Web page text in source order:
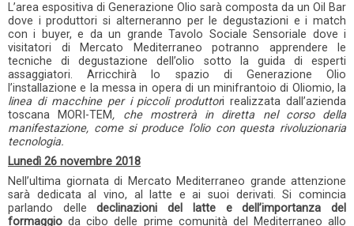
L’area espositiva di Generazione Olio sarà composta da un Oil Bar
dove i produttori si alterneranno per le degustazioni e i match
con i buyer, e da un grande Tavolo Sociale Sensoriale dove i
visitatori di Mercato Mediterraneo potranno apprendere le
tecniche di degustazione dell’olio sotto la guida di esperti
assaggiatori. Arricchirà lo spazio di Generazione Olio
l’installazione e la messa in opera di un minifrantoio di Oliomio, la
linea di macchine per i piccoli produttori realizzata dall’azienda
toscana MORI-TEM, che mostrerà in diretta nel corso della
manifestazione, come si produce l’olio con questa rivoluzionaria
tecnologia.
Lunedì 26 novembre 2018
Nell’ultima giornata di Mercato Mediterraneo grande attenzione
sarà dedicata al vino, al latte e ai suoi derivati. Si comincia
parlando delle declinazioni del latte e dell’importanza del
formaggio da cibo delle prime comunità del Mediterraneo allo